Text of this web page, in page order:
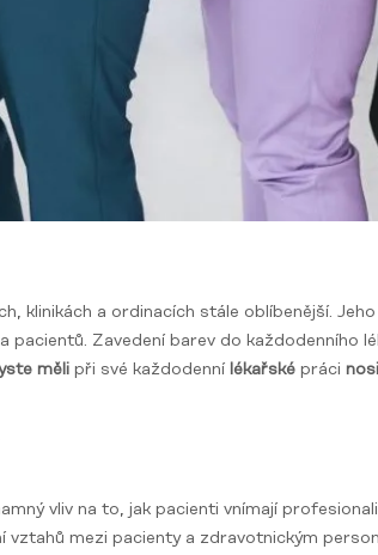
klinikách a ordinacích stále oblíbenější.
pacientů. Zavedení barev do každodenního
měli při své každodenní lékařské práci
vliv na to, jak pacienti vnímají
mezi pacienty a zdravotnickým